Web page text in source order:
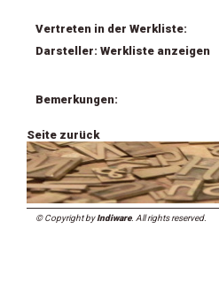
Vertreten in der Werkliste:
Darsteller: Werkliste anzeigen
Bemerkungen:
Seite zurück
© Copyright byIndiware. All rights reserved.